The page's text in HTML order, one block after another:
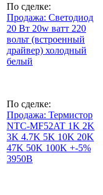
По сделке:
Продажа: Светодиод
20 Вт 20w ватт 220
вольт (встроенный
драйвер) холодный
белый
По сделке:
Продажа: Термистор
NTC-MF52AT 1K 2K
3K 4.7K 5K 10K 20K
47K 50K 100K +-5%
3950B